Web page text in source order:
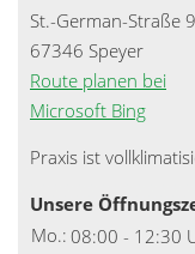
St.-German-Straße
67346 Speyer
Route planen bei
Microsoft Bing
Praxis ist
Unsere
Mo.: 08:00 - 12:30